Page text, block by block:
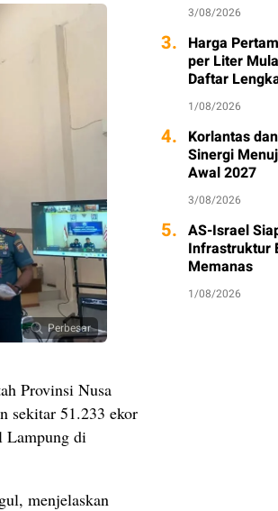
Perbesar
Provinsi Nusa
sekitar 51.233 ekor
Lampung di
menjelaskan
3/08/2026
3. Harga
per Liter
Daftar
1/08/2026
4. Korlantas
Sinergi
Awal 2027
3/08/2026
5. AS-Israel
Infrastruktur
Memanas
1/08/2026